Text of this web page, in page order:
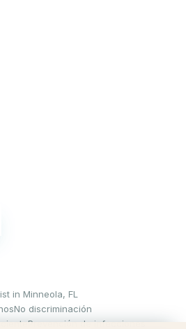
in Minneola, FL
No discriminación
Prevención de infecciones